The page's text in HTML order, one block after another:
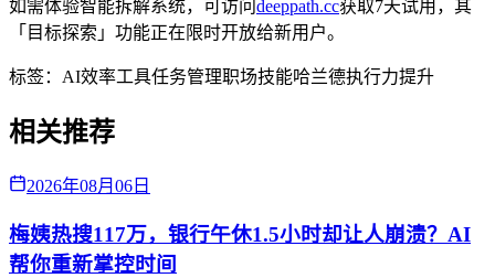
如需体验智能拆解系统，可访问deeppath.cc获取7天试用，其
「目标探索」功能正在限时开放给新用户。
标签： AI效率工具任务管理职场技能哈兰德执行力提升
相关推荐
2026年08月06日
梅姨热搜117万，银行午休1.5小时却让人崩溃？AI
帮你重新掌控时间